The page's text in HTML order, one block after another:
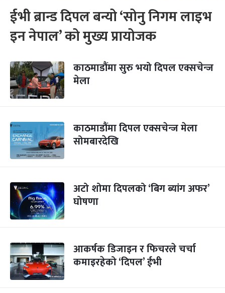
ईभी ब्रान्ड दिपल बन्यो ‘सोनु निगम लाइभ
इन नेपाल’ को मुख्य प्रायोजक
काठमाडौंमा सुरु भयो दिपल एक्सचेन्ज
मेला
काठमाडौंमा दिपल एक्सचेन्ज मेला
सोमबारदेखि
अटो शोमा दिपलको ‘बिग ब्यांग अफर’
घोषणा
आकर्षक डिजाइन र फिचरले चर्चा
कमाइरहेको ‘दिपल’ ईभी